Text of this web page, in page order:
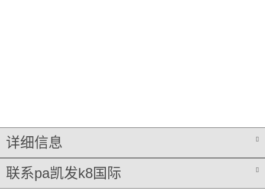
详细信息
联系pa凯发k8国际